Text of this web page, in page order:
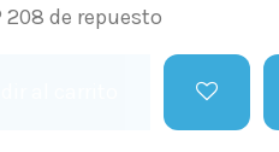
208 de repuesto